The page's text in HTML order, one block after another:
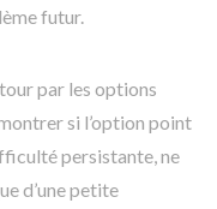
futur.
par les options
si l’option point
persistante, ne
d’une petite